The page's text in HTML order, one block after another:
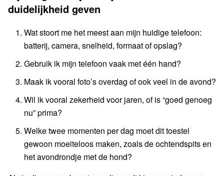
duidelijkheid geven
Wat stoort me het meest aan mijn huidige telefoon:
batterij, camera, snelheid, formaat of opslag?
Gebruik ik mijn telefoon vaak met één hand?
Maak ik vooral foto’s overdag of ook veel in de avond?
Wil ik vooral zekerheid voor jaren, of is “goed genoeg
nu” prima?
Welke twee momenten per dag moet dit toestel
gewoon moeiteloos maken, zoals de ochtendspits en
het avondrondje met de hond?